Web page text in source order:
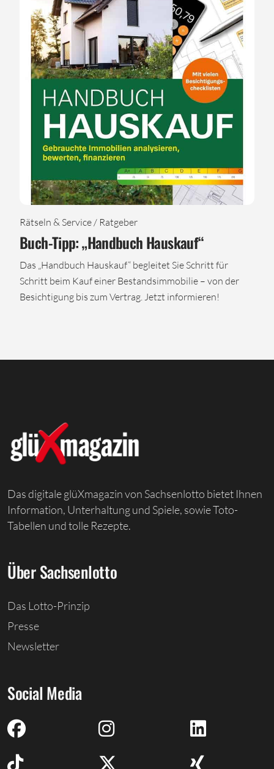
Rätseln & Service / Ratgeber
Buch-Tipp: „Handbuch Hauskauf“
Das „Handbuch Hauskauf“ begleitet Sie Schritt für
Schritt beim Kauf einer Bestandsimmobilie – von der
Besichtigung bis zum Vertrag. Jetzt informieren!
Das digitale glüXmagazin von Sachsenlotto bietet Ihnen
Information, Unterhaltung und Spiele, sowie Toto-
Tabellen und tolle Rezepte.
Über Sachsenlotto
Das Lotto-Prinzip
Presse
Newsletter
Social Media